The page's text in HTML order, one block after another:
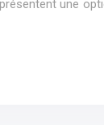
une